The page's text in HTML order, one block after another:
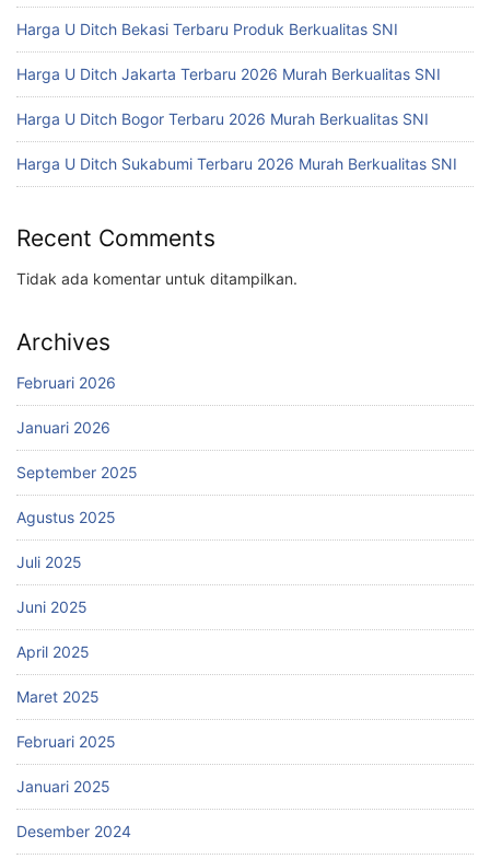
Harga U Ditch Bekasi Terbaru Produk Berkualitas SNI
Harga U Ditch Jakarta Terbaru 2026 Murah Berkualitas SNI
Harga U Ditch Bogor Terbaru 2026 Murah Berkualitas SNI
Harga U Ditch Sukabumi Terbaru 2026 Murah Berkualitas SNI
Recent Comments
Tidak ada komentar untuk ditampilkan.
Archives
Februari 2026
Januari 2026
September 2025
Agustus 2025
Juli 2025
Juni 2025
April 2025
Maret 2025
Februari 2025
Januari 2025
Desember 2024